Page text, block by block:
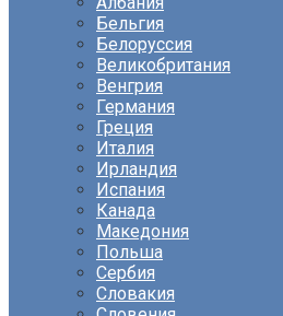
Бельгия
Белоруссия
Великобритания
Венгрия
Германия
Греция
Италия
Ирландия
Испания
Канада
Македония
Польша
Сербия
Словакия